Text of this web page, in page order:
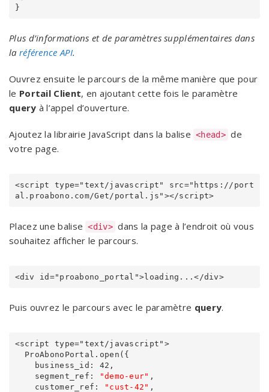
Plus d’informations et de paramètres supplémentaires dans
la référence API.
Ouvrez ensuite le parcours de la même manière que pour
le Portail Client, en ajoutant cette fois le paramètre
query à l’appel d’ouverture.
Ajoutez la librairie JavaScript dans la balise <head> de
votre page.
<script type="text/javascript" src="https://port
Placez une balise <div> dans la page à l’endroit où vous
souhaitez afficher le parcours.
<div id="proabono_portal">loading...</div>
Puis ouvrez le parcours avec le paramètre query.
<script type="text/javascript">
    segment_ref:
"demo-eur" ,
    customer_ref:
"cust-42" ,